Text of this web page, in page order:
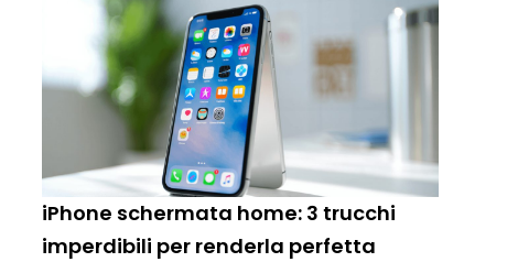
iPhone schermata home: 3 trucchi
imperdibili per renderla perfetta